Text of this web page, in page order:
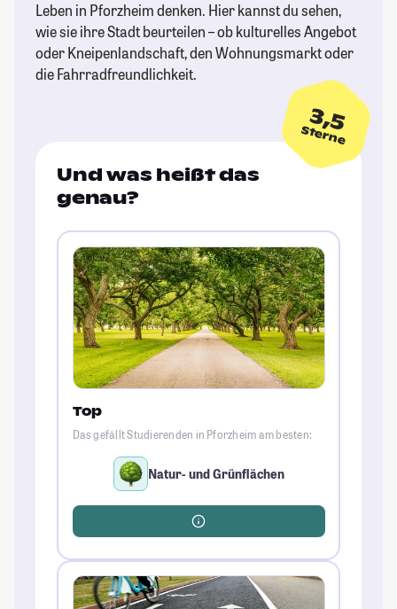
Leben in Pforzheim denken. Hier kannst du sehen,
wie sie ihre Stadt beurteilen – ob kulturelles Angebot
oder Kneipenlandschaft, den Wohnungsmarkt oder
die Fahrradfreundlichkeit.
3,5
Sterne
Und was heißt das
genau?
Top
Das gefällt Studierenden in Pforzheim am besten:
Natur- und Grünflächen